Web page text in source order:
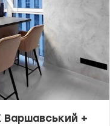
з великої кухні-
коридору 6,3 м2 і
в експлуатацію.
ремонт і
реально. Ціна -
у вартість. Є інші
Ціна : 73500 у.о.
+